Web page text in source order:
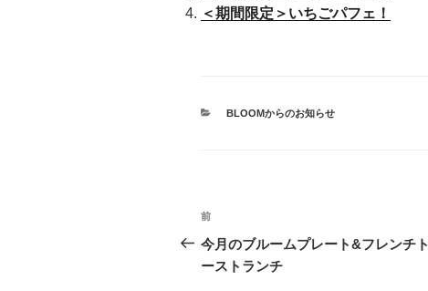
＜期間限定＞いちごパフェ！
カ
BLOOMからのお知らせ
投
稿
ナ
過
去
の
前
今月のブルームプレート&フレンチト
ーストランチ